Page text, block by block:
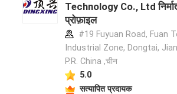
Technology Co., Ltd
प्रोफ़ाइल
#19 Fuyuan Road, Fuan
Industrial Zone, Dongtai,
P.R. China ,चीन
5.0
सत्यापित प्रदायक